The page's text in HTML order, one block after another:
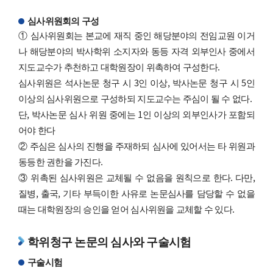
심사위원회의 구성
① 심사위원회는 본교에 재직 중인 해당분야의 전임교원 이거
나 해당분야의 박사학위 소지자와 동등 자격 외부인사 중에서
지도교수가 추천하고 대학원장이 위촉하여 구성한다.
심사위원은 석사논문 청구 시 3인 이상, 박사논문 청구 시 5인
이상의 심사위원으로 구성하되 지도교수는 주심이 될 수 없다.
단, 박사논문 심사 위원 중에는 1인 이상의 외부인사가 포함되
어야 한다
② 주심은 심사의 진행을 주재하되 심사에 있어서는 타 위원과
동등한 권한을 가진다.
③ 위촉된 심사위원은 교체될 수 없음을 원칙으로 한다. 다만,
질병, 출국, 기타 부득이한 사유로 논문심사를 담당할 수 없을
때는 대학원장의 승인을 얻어 심사위원을 교체할 수 있다.
학위청구 논문의 심사와 구술시험
구술시험